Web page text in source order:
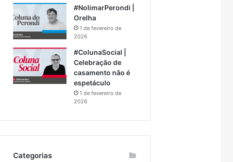
#NolimarPerondi |
Orelha
1 de fevereiro de
2026
#ColunaSocial |
Celebração de
casamento não é
espetáculo
1 de fevereiro de
2026
Categorias